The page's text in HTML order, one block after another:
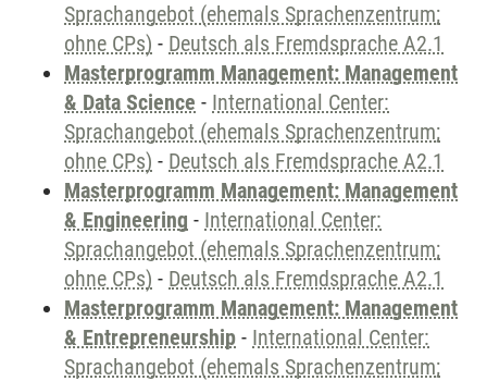
Sprachangebot (ehemals Sprachenzentrum;
ohne CPs) - Deutsch als Fremdsprache A2.1
Masterprogramm Management: Management
& Data Science - International Center:
Sprachangebot (ehemals Sprachenzentrum;
ohne CPs) - Deutsch als Fremdsprache A2.1
Masterprogramm Management: Management
& Engineering - International Center:
Sprachangebot (ehemals Sprachenzentrum;
ohne CPs) - Deutsch als Fremdsprache A2.1
Masterprogramm Management: Management
& Entrepreneurship - International Center:
Sprachangebot (ehemals Sprachenzentrum;